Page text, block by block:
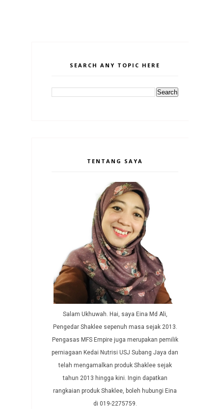
SEARCH ANY TOPIC HERE
TENTANG SAYA
Salam Ukhuwah. Hai, saya Eina Md Ali,
Pengedar Shaklee sepenuh masa sejak 2013.
Pengasas MFS Empire juga merupakan pemilik
perniagaan Kedai Nutrisi USJ Subang Jaya dan
telah mengamalkan produk Shaklee sejak
tahun 2013 hingga kini. Ingin dapatkan
rangkaian produk Shaklee, boleh hubungi Eina
di 019-2275759.